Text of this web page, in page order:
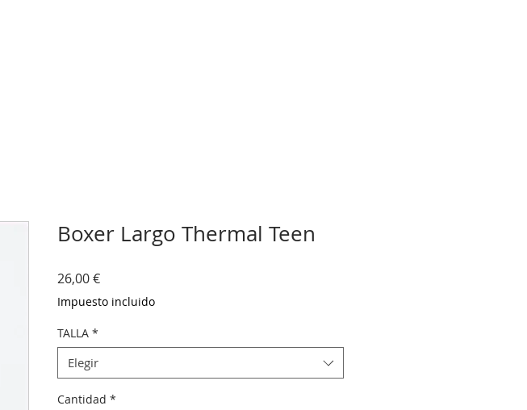
Boxer Largo Thermal Teen
26,00 €Precio
Impuesto incluido
TALLA *
Elegir
Cantidad *